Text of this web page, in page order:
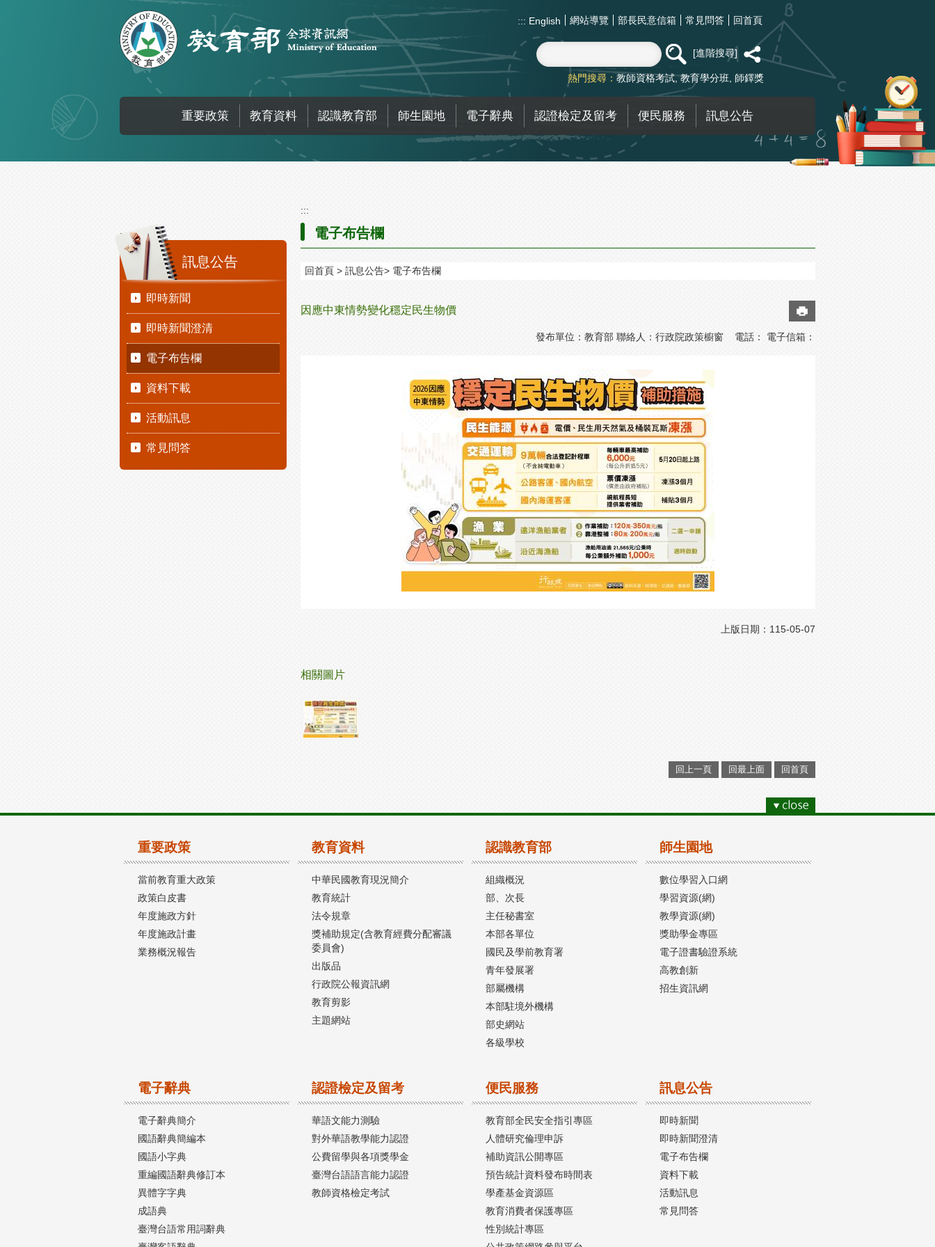
::: English 網站導覽 部長民意信箱 常見問答 回首頁
進階搜尋
熱門搜尋： 教師資格考試 教育學分班 師鐸獎
重要政策 教育資料 認識教育部 師生園地 電子辭典 認證檢定及留考 便民服務 訊息公告
:::
訊息公告
即時新聞
即時新聞澄清
電子布告欄
資料下載
活動訊息
常見問答
:::
電子布告欄
回首頁 訊息公告 電子布告欄
因應中東情勢變化穩定民生物價
發布單位：教育部 聯絡人：行政院政策櫥窗 電話： 電子信箱：
上版日期：115-05-07
相關圖片
回上一頁 回最上面 回首頁
重要政策
當前教育重大政策
政策白皮書
年度施政方針
年度施政計畫
業務概況報告
教育資料
中華民國教育現況簡介
教育統計
法令規章
獎補助規定(含教育經費分配審議
委員會)
出版品
行政院公報資訊網
教育剪影
主題網站
認識教育部
組織概況
部、次長
主任秘書室
本部各單位
國民及學前教育署
青年發展署
部屬機構
本部駐境外機構
部史網站
各級學校
師生園地
數位學習入口網
學習資源(網)
教學資源(網)
獎助學金專區
電子證書驗證系統
高教創新
招生資訊網
電子辭典
電子辭典簡介
國語辭典簡編本
國語小字典
重編國語辭典修訂本
異體字字典
成語典
臺灣台語常用詞辭典
認證檢定及留考
華語文能力測驗
對外華語教學能力認證
公費留學與各項獎學金
臺灣台語語言能力認證
教師資格檢定考試
便民服務
教育部全民安全指引專區
人體研究倫理申訴
補助資訊公開專區
預告統計資料發布時間表
學產基金資源區
教育消費者保護專區
性別統計專區
訊息公告
即時新聞
即時新聞澄清
電子布告欄
資料下載
活動訊息
常見問答